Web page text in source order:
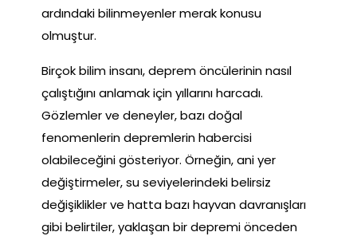
ardındaki bilinmeyenler merak konusu
olmuştur.
Birçok bilim insanı, deprem öncülerinin nasıl
çalıştığını anlamak için yıllarını harcadı.
Gözlemler ve deneyler, bazı doğal
fenomenlerin depremlerin habercisi
olabileceğini gösteriyor. Örneğin, ani yer
değiştirmeler, su seviyelerindeki belirsiz
değişiklikler ve hatta bazı hayvan davranışları
gibi belirtiler, yaklaşan bir depremi önceden